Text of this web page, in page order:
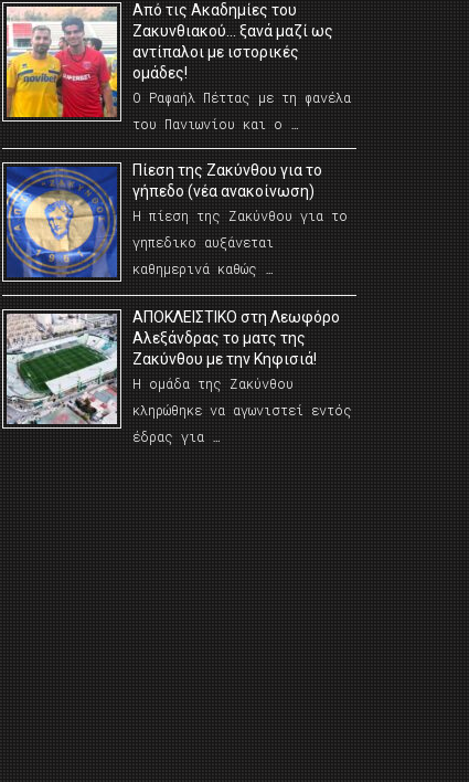
Από τις Ακαδημίες του
Ζακυνθιακού… ξανά μαζί ως
αντίπαλοι με ιστορικές
ομάδες!
Ο Ραφαήλ Πέττας με τη φανέλα
του Πανιωνίου και ο …
Πίεση της Ζακύνθου για το
γήπεδο (νέα ανακοίνωση)
Η πίεση της Ζακύνθου για το
γηπεδικο αυξάνεται
καθημερινά καθώς …
AΠΟΚΛΕΙΣΤΙΚΟ στη Λεωφόρο
Αλεξάνδρας το ματς της
Ζακύνθου με την Κηφισιά!
Η ομάδα της Ζακύνθου
κληρώθηκε να αγωνιστεί εντός
έδρας για …